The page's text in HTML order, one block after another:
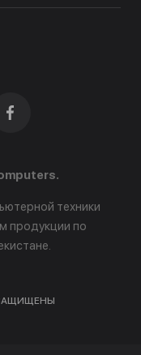
техники
продукции по
ЗАЩИЩЕНЫ